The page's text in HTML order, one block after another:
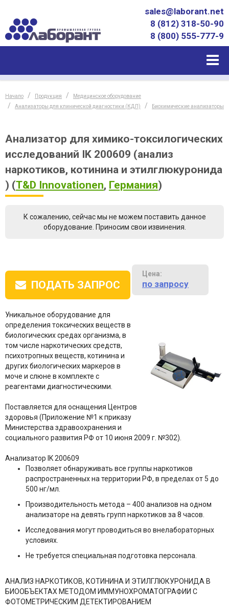
sales@laborant.net
8 (812) 318-50-90
8 (800) 555-777-9
Начало Продукция
Медицинское оборудование
Анализаторы для клинической диагностики (КДЛ)
Биохимические анализаторы
Анализатор для химико-токсилогических
исследований IK 200609 (анализ
наркотиков, котинина и этилглюкуронида
) (T&D Innovationen, Германия)
К сожалению, сейчас мы не можем поставить данное
оборудование. Приносим свои извинения.
ПОДАТЬ ЗАПРОС
Цена:
по запросу
Уникальное оборудование для
определения токсических веществ в
биологических средах организма, в
том числе наркотических средств,
психотропных веществ, котинина и
других биологических маркеров в
моче и слюне в комплекте с
реагентами диагностическими.
Поставляется для оснащения Центров
здоровья (Приложение №1 к приказу
Министерства здравоохранения и
социального развития РФ от 10 июня 2009 г. №302).
Анализатор IK 200609
Позволяет обнаруживать все группы наркотиков
распространенных на территории РФ, в пределах от 5 до
500 нг/мл.
Производительность метода – 400 анализов на одном
анализаторе на девять групп наркотиков за 8 часов.
Исследования могут проводиться во внелабораторных
условиях.
Не требуется специальная подготовка персонала.
АНАЛИЗ НАРКОТИКОВ, КОТИНИНА И ЭТИЛГЛЮКУРОНИДА В
БИООБЪЕКТАХ МЕТОДОМ ИММУНОХРОМАТОГРАФИИ С
ФОТОМЕТРИЧЕСКИМ ДЕТЕКТИРОВАНИЕМ